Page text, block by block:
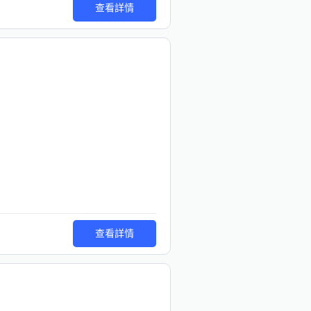
查看詳情
查看詳情